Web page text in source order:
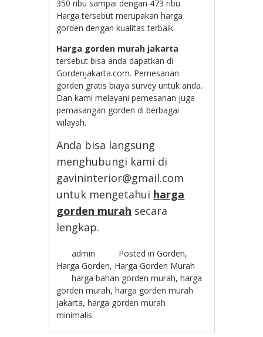
350 ribu sampai dengan 473 ribu.
Harga tersebut merupakan harga
gorden dengan kualitas terbaik.
Harga gorden murah jakarta
tersebut bisa anda dapatkan di
Gordenjakarta.com. Pemesanan
gorden gratis biaya survey untuk anda.
Dan kami melayani pemesanan juga
pemasangan gorden di berbagai
wilayah.
Anda bisa langsung
menghubungi kami di
gavininterior@gmail.com
untuk mengetahui harga
gorden murah secara
lengkap.
admin Posted inGorden,
Harga Gorden, Harga Gorden Murah
harga bahan gorden murah,harga
gorden murah,harga gorden murah
jakarta,harga gorden murah
minimalis